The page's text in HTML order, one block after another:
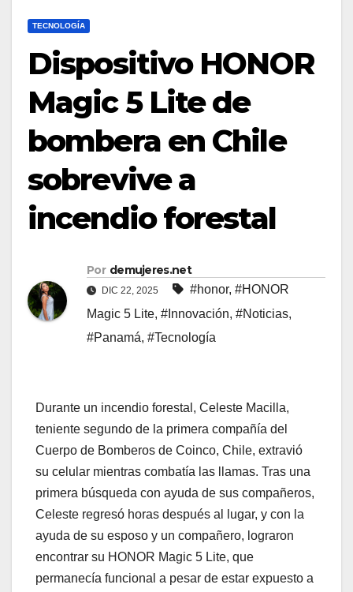
TECNOLOGÍA
Dispositivo HONOR
Magic 5 Lite de
bombera en Chile
sobrevive a
incendio forestal
Por demujeres.net
DIC 22, 2025 #honor, #HONOR
Magic 5 Lite, #Innovación, #Noticias,
#Panamá, #Tecnología
Durante un incendio forestal, Celeste Macilla,
teniente segundo de la primera compañía del
Cuerpo de Bomberos de Coinco, Chile, extravió
su celular mientras combatía las llamas. Tras una
primera búsqueda con ayuda de sus compañeros,
Celeste regresó horas después al lugar, y con la
ayuda de su esposo y un compañero, lograron
encontrar su HONOR Magic 5 Lite, que
permanecía funcional a pesar de estar expuesto a